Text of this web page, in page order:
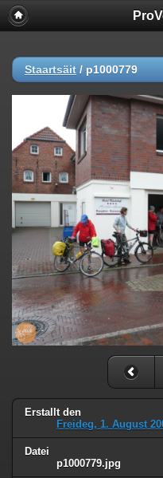
Staartsäit / p1000779
Erstallt den
Freideg, 1. August
Datei
p1000779.jpg